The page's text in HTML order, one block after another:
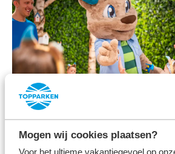
Mogen wij cookies plaatsen?
Voor het ultieme vakantiegevoel op
Animation in der